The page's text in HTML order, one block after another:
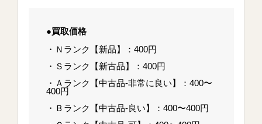
●買取価格
・Ｎランク【新品】：400円
・Ｓランク【新古品】：400円
・Ａランク【中古品-非常に良い】：400〜
400円
・Ｂランク【中古品-良い】：400〜400円